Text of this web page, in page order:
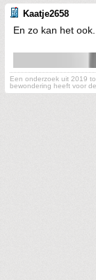
Kaatje2658
En zo kan het ook...
Een onderzoek uit 2019
bewondering heeft voor